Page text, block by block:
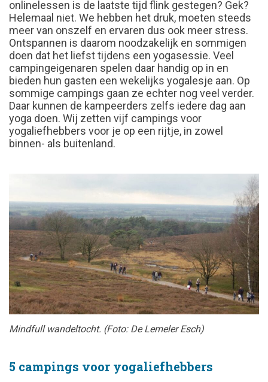
onlinelessen is de laatste tijd flink gestegen? Gek?
Helemaal niet. We hebben het druk, moeten steeds
meer van onszelf en ervaren dus ook meer stress.
Ontspannen is daarom noodzakelijk en sommigen
doen dat het liefst tijdens een yogasessie. Veel
campingeigenaren spelen daar handig op in en
bieden hun gasten een wekelijks yogalesje aan. Op
sommige campings gaan ze echter nog veel verder.
Daar kunnen de kampeerders zelfs iedere dag aan
yoga doen. Wij zetten vijf campings voor
yogaliefhebbers voor je op een rijtje, in zowel
binnen- als buitenland.
Mindfull wandeltocht. (Foto: De Lemeler Esch)
5 campings voor yogaliefhebbers